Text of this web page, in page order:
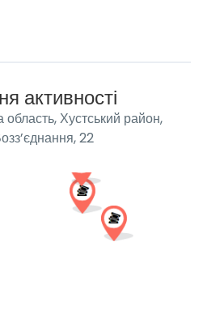
активності
область, Хустський район,
22